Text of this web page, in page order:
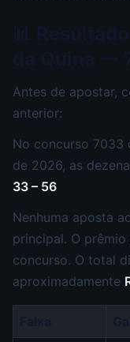
Antes de apostar,
anterior:
No concurso 7033
de 2026, as
33 – 56
Nenhuma aposta
principal. O
concurso. O total
aproximadamente